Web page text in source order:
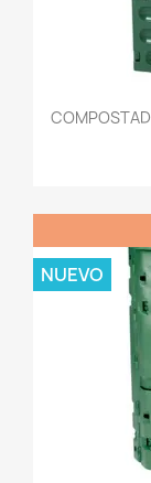
NUEVO